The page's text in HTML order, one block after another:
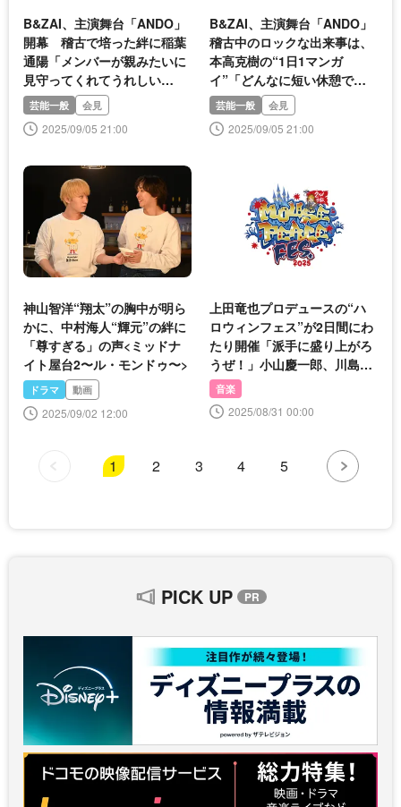
B&ZAI、主演舞台「ANDO」
開幕 稽古で培った絆に稲葉
通陽「メンバーが親みたいに
見守ってくれてうれしい
(笑)」
芸能一般 会見
2025/09/05 21:00
B&ZAI、主演舞台「ANDO」
稽古中のロックな出来事は、
本高克樹の“1日1マンガ
イ”「どんなに短い休憩でも
買いに行ってた」
芸能一般 会見
2025/09/05 21:00
神山智洋“翔太”の胸中が明ら
かに、中村海人“輝元”の絆に
「尊すぎる」の声<ミッドナ
イト屋台2〜ル・モンドゥ〜>
ドラマ 動画
2025/09/02 12:00
上田竜也プロデュースの“ハ
ロウィンフェス”が2日間にわ
たり開催「派手に盛り上がろ
うぜ！」小山慶一郎、川島如
恵留らが集結
音楽
2025/08/31 00:00
1 2 3 4 5
PICK UP